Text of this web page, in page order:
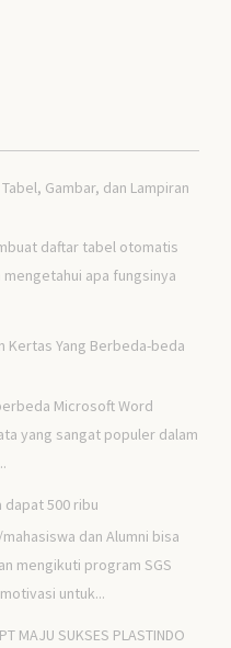
Gambar, dan Lampiran
daftar tabel otomatis
mengetahui apa fungsinya
Kertas Yang Berbeda-beda
Microsoft Word
yang sangat populer dalam
dapat 500 ribu
dan Alumni bisa
mengikuti program SGS
untuk...
MAJU SUKSES PLASTINDO